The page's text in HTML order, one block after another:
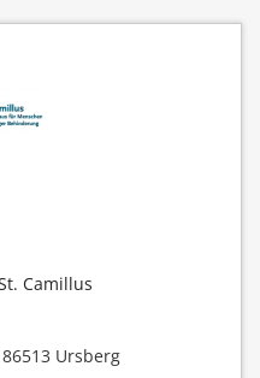
Camillus
Ursberg